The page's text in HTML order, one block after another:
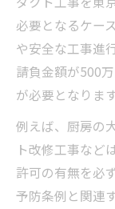
必要となるケー
や安全な工事進
請負金額が500
が必要となります
例えば、厨房の
ト改修工事など
許可の有無を必
予防条例と関連